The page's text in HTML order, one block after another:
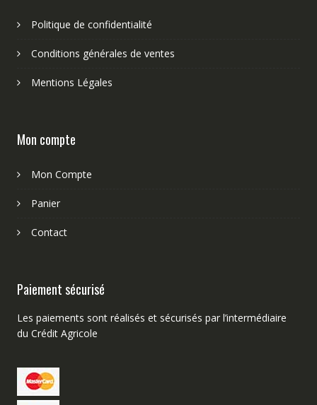
Politique de confidentialité
Conditions générales de ventes
Mentions Légales
Mon compte
Mon Compte
Panier
Contact
Paiement sécurisé
Les paiements sont réalisés et sécurisés par l’intermédiaire
du Crédit Agricole